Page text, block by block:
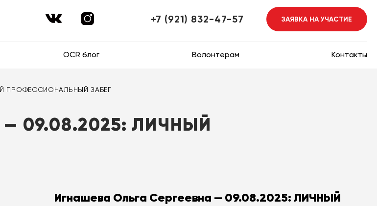
+7 (921) 832-47-57 ЗАЯВКА НА УЧАСТИЕ
OCR блог Волонтерам Контакты
ПРОФЕССИОНАЛЬНЫЙ ЗАБЕГ
09.08.2025: ЛИЧНЫЙ
Игнашева Ольга Сергеевна — 09.08.2025: ЛИЧНЫЙ